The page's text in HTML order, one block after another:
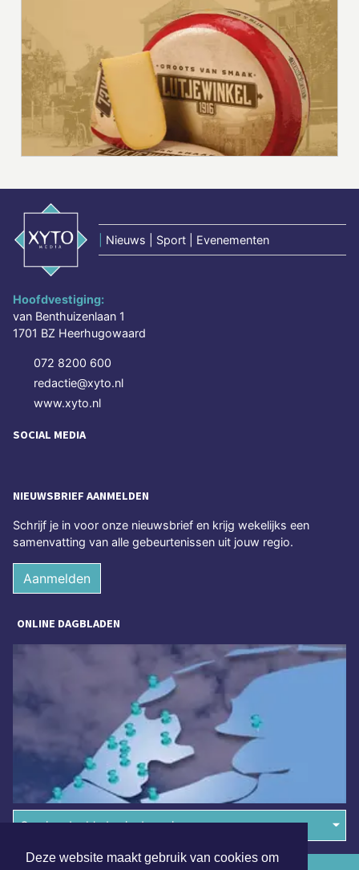
Deze website maakt gebruik van cookies om
Nieuws | Sport | Evenementen
Hoofdvestiging:
van Benthuizenlaan 1
1701 BZ Heerhugowaard
072 8200 600
redactie@xyto.nl
www.xyto.nl
SOCIAL MEDIA
NIEUWSBRIEF AANMELDEN
Schrijf je in voor onze nieuwsbrief en krijg wekelijks een
samenvatting van alle gebeurtenissen uit jouw regio.
Aanmelden
ONLINE DAGBLADEN
Overige dagbladen in de regio